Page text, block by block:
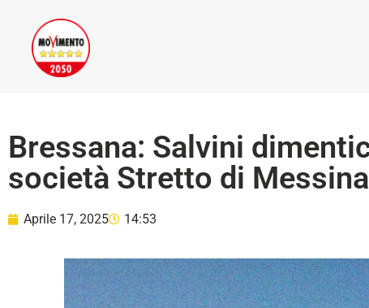
Bressana: Salvini
società Stretto di Messina
Aprile 17, 2025 14:53